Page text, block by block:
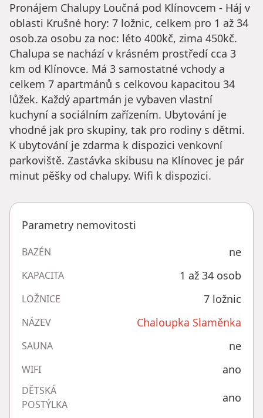
Pronájem Chalupy Loučná pod Klínovcem - Háj v
oblasti Krušné hory: 7 ložnic, celkem pro 1 až 34
osob.za osobu za noc: léto 400kč, zima 450kč.
Chalupa se nachází v krásném prostředí cca 3
km od Klínovce. Má 3 samostatné vchody a
celkem 7 apartmánů s celkovou kapacitou 34
lůžek. Každý apartmán je vybaven vlastní
kuchyní a sociálním zařízením. Ubytování je
vhodné jak pro skupiny, tak pro rodiny s dětmi.
K ubytování je zdarma k dispozici venkovní
parkoviště. Zastávka skibusu na Klínovec je pár
minut pěšky od chalupy. Wifi k dispozici.
Parametry nemovitosti
BAZÉN ne
KAPACITA 1 až 34 osob
LOŽNICE 7 ložnic
NÁZEV Chaloupka Slaměnka
SAUNA ne
WIFI ano
DĚTSKÁ
POSTÝLKA
ano